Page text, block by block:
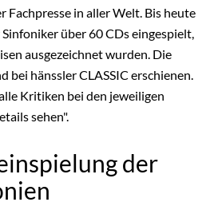
Fachpresse in aller Welt. Bis heute
über 60 CDs eingespielt,
ausgezeichnet wurden. Die
bei hänssler CLASSIC erschienen.
Kritiken bei den jeweiligen
sehen".
der